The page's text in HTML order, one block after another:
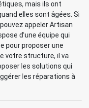
mais ils ont
elles sont âgées. Si
appeler Artisan
d’une équipe qui
pour proposer une
votre structure, il va
les solutions qui
les réparations à